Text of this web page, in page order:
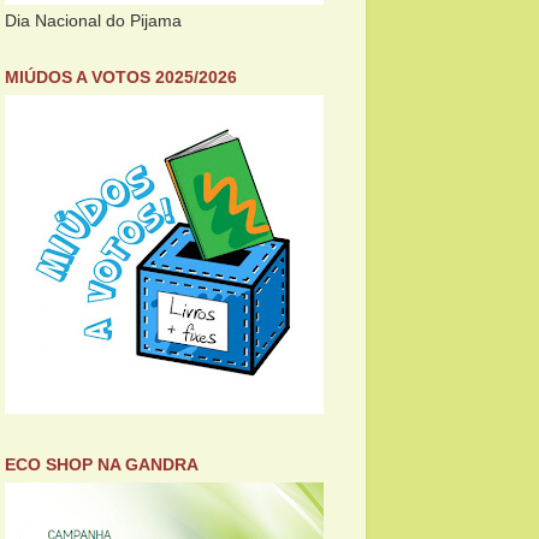
Dia Nacional do Pijama
MIÚDOS A VOTOS 2025/2026
ECO SHOP NA GANDRA